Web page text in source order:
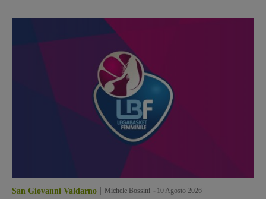
San Giovanni Valdarno Michele Bossini 10 Agosto 2026